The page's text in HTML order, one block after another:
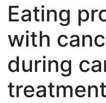
Eating
with
during